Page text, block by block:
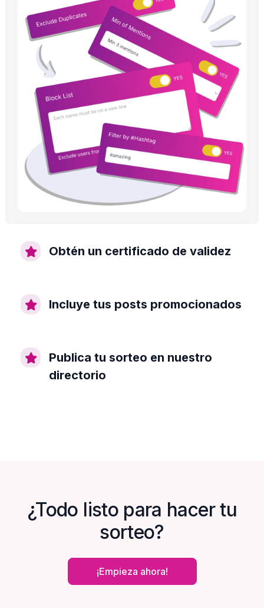
Obtén un certificado de validez
Incluye tus posts promocionados
Publica tu sorteo en nuestro
directorio
¿Todo listo para hacer tu
sorteo?
¡Empieza ahora!